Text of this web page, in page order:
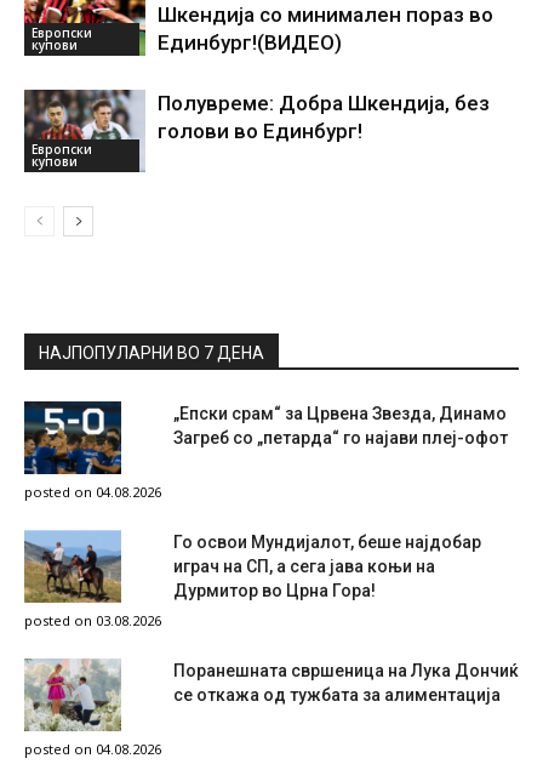
Европски
купови
Шкендија со минимален пораз во
Единбург!(ВИДЕО)
Европски
купови
Полувреме: Добра Шкендија, без
голови во Единбург!
НАЈПОПУЛАРНИ ВО 7 ДЕНА
„Епски срам“ за Црвена Звезда, Динамо
Загреб со „петарда“ го најави плеј-офот
posted on 04.08.2026
Го освои Мундијалот, беше најдобар
играч на СП, а сега јава коњи на
Дурмитор во Црна Гора!
posted on 03.08.2026
Поранешната свршеница на Лука Дончиќ
се откажа од тужбата за алиментација
posted on 04.08.2026